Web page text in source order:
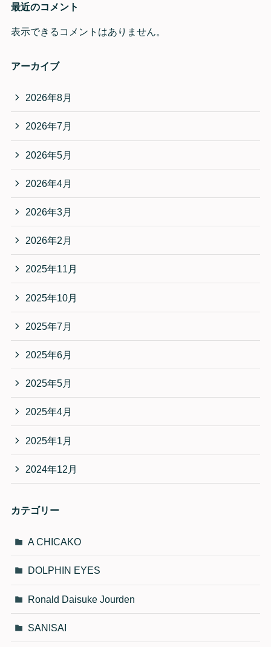
最近のコメント
表示できるコメントはありません。
アーカイブ
2026年8月
2026年7月
2026年5月
2026年4月
2026年3月
2026年2月
2025年11月
2025年10月
2025年7月
2025年6月
2025年5月
2025年4月
2025年1月
2024年12月
カテゴリー
A CHICAKO
DOLPHIN EYES
Ronald Daisuke Jourden
SANISAI